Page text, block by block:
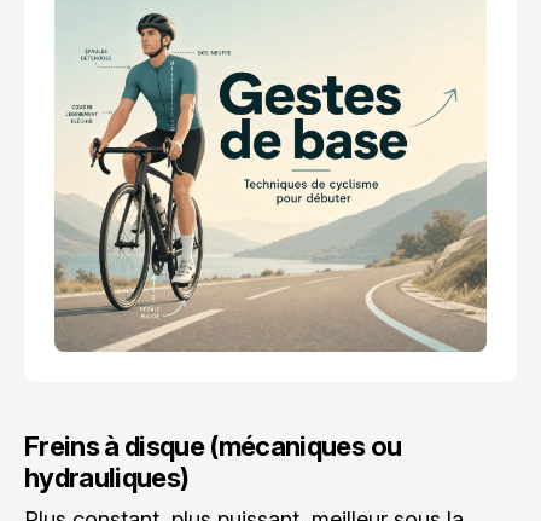
Freins à disque (mécaniques ou
hydrauliques)